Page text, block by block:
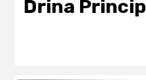
Drina Princip